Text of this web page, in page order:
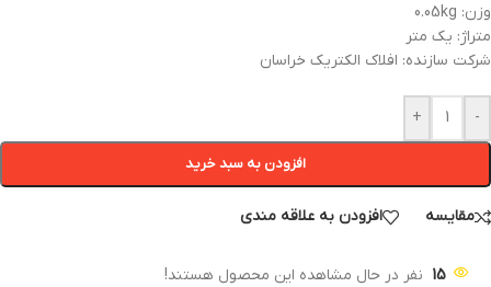
وزن: 0.05kg
متراژ: یک متر
شرکت سازنده: افلاک الکتریک خراسان
-
+
افزودن به سبد خرید
مقایسه افزودن به علاقه مندی
15 نفر در حال مشاهده این محصول هستند!